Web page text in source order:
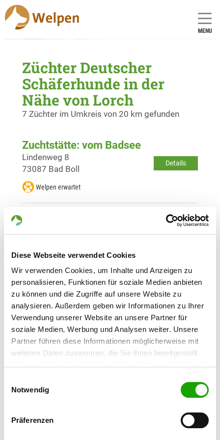
Diese Webseite verwendet Cookies
Wir verwenden Cookies, um Inhalte und Anzeigen zu
personalisieren, Funktionen für soziale Medien anbieten
zu können und die Zugriffe auf unsere Website zu
analysieren. Außerdem geben wir Informationen zu Ihrer
Verwendung unserer Website an unsere Partner für
soziale Medien, Werbung und Analysen weiter. Unsere
Partner führen diese Informationen möglicherweise mit
weiteren Daten zusammen, die Sie ihnen bereitgestellt
Cookies, wenn Sie unsere Webseite weiterhin nutzen.
Notwendig
Präferenzen
MENU
Züchter Deutscher
Schäferhunde in der
Nähe von Lorch
7 Züchter im Umkreis von 20 km gefunden
Zuchtstätte: vom Badsee
Details
Lindenweg 8
73087 Bad Boll
Welpen erwartet
Zuchtstätte: vom Reiterles Kapelle
Details
Zuchtstätte: von Media
Details
Baldungweg 29
73614 Schorndorf
Derzeit keine Welpen
Zuchtstätte: vom Baronenwald
Details
73066 Uhingen